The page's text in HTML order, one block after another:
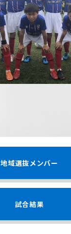
地域選抜メンバー
試合結果